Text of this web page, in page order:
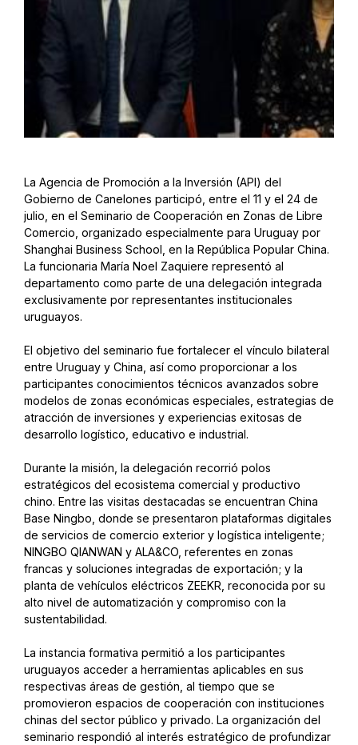
La Agencia de Promoción a la Inversión (API) del
Gobierno de Canelones participó, entre el 11 y el 24 de
julio, en el Seminario de Cooperación en Zonas de Libre
Comercio, organizado especialmente para Uruguay por
Shanghai Business School, en la República Popular China.
La funcionaria María Noel Zaquiere representó al
departamento como parte de una delegación integrada
exclusivamente por representantes institucionales
uruguayos.
El objetivo del seminario fue fortalecer el vínculo bilateral
entre Uruguay y China, así como proporcionar a los
participantes conocimientos técnicos avanzados sobre
modelos de zonas económicas especiales, estrategias de
atracción de inversiones y experiencias exitosas de
desarrollo logístico, educativo e industrial.
Durante la misión, la delegación recorrió polos
estratégicos del ecosistema comercial y productivo
chino. Entre las visitas destacadas se encuentran China
Base Ningbo, donde se presentaron plataformas digitales
de servicios de comercio exterior y logística inteligente;
NINGBO QIANWAN y ALA&CO, referentes en zonas
francas y soluciones integradas de exportación; y la
planta de vehículos eléctricos ZEEKR, reconocida por su
alto nivel de automatización y compromiso con la
sustentabilidad.
La instancia formativa permitió a los participantes
uruguayos acceder a herramientas aplicables en sus
respectivas áreas de gestión, al tiempo que se
promovieron espacios de cooperación con instituciones
chinas del sector público y privado. La organización del
seminario respondió al interés estratégico de profundizar